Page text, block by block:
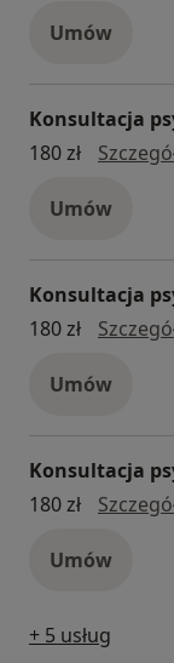
Umów
Konsultacja
180 zł
Umów
Konsultacja
180 zł
Umów
Konsultacja
180 zł
Umów
+ 5 usług